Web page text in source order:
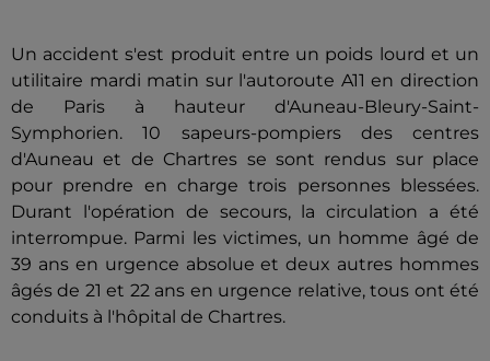
Un accident s'est produit entre un poids lourd et un
utilitaire mardi matin sur l'autoroute A11 en direction
de Paris à hauteur d'Auneau-Bleury-Saint-
Symphorien. 10 sapeurs-pompiers des centres
d'Auneau et de Chartres se sont rendus sur place
pour prendre en charge trois personnes blessées.
Durant l'opération de secours, la circulation a été
interrompue. Parmi les victimes, un homme âgé de
39 ans en urgence absolue et deux autres hommes
âgés de 21 et 22 ans en urgence relative, tous ont été
conduits à l'hôpital de Chartres.